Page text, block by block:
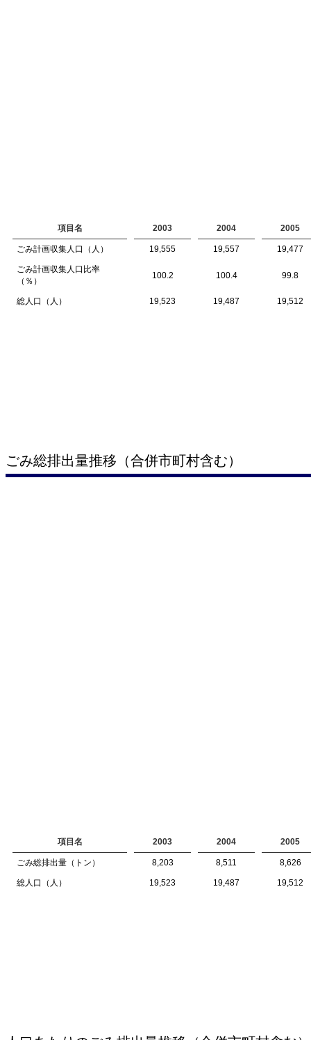
項目名 2003 2004 2005
ごみ計画収集人口（人） 19,555 19,557 19,477
ごみ計画収集人口比率
（％）
100.2 100.4 99.8
総人口（人） 19,523 19,487 19,512
ごみ総排出量推移（合併市町村含む）
項目名 2003 2004 2005
ごみ総排出量（トン） 8,203 8,511 8,626
総人口（人） 19,523 19,487 19,512